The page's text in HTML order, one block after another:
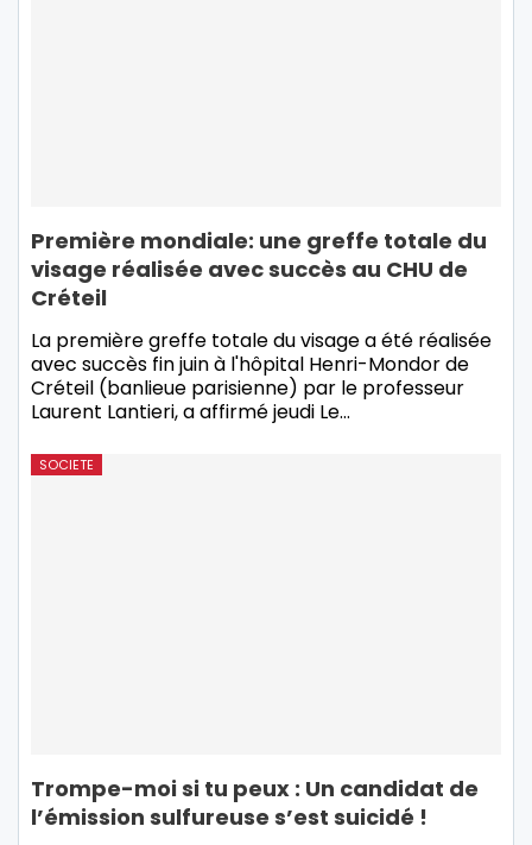
Première mondiale: une greffe totale du
visage réalisée avec succès au CHU de
Créteil
La première greffe totale du visage a été réalisée
avec succès fin juin à l'hôpital Henri-Mondor de
Créteil (banlieue parisienne) par le professeur
Laurent Lantieri, a affirmé jeudi Le…
SOCIETE
Trompe-moi si tu peux : Un candidat de
l’émission sulfureuse s’est suicidé !